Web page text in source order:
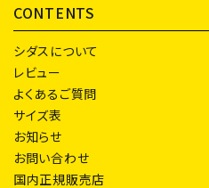
CONTENTS
シダスについて
レビュー
よくあるご質問
サイズ表
お知らせ
お問い合わせ
国内正規販売店